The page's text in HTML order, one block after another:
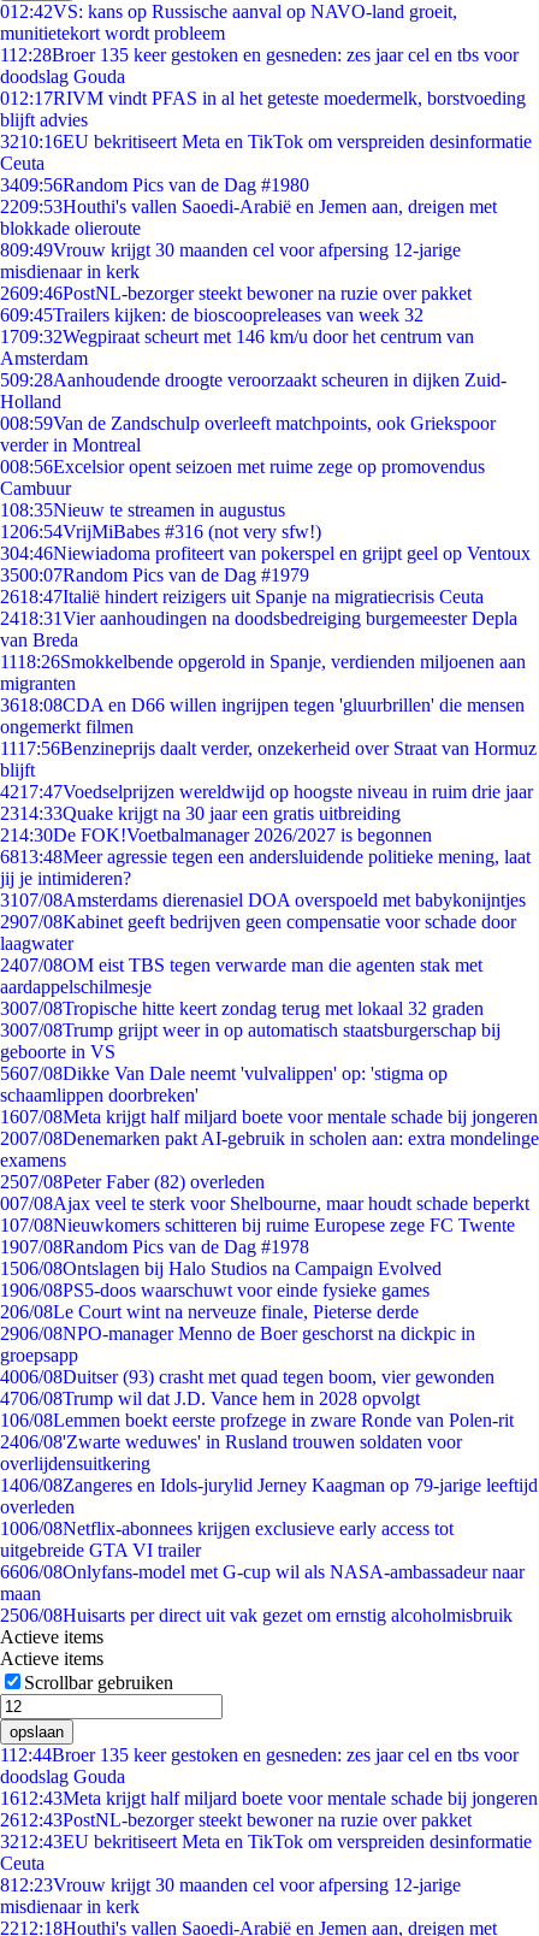
012:42VS: kans op Russische aanval op NAVO-land groeit,
munitietekort wordt probleem
112:28Broer 135 keer gestoken en gesneden: zes jaar cel en tbs voor
doodslag Gouda
012:17RIVM vindt PFAS in al het geteste moedermelk, borstvoeding
blijft advies
3210:16EU bekritiseert Meta en TikTok om verspreiden desinformatie
Ceuta
3409:56Random Pics van de Dag #1980
2209:53Houthi's vallen Saoedi-Arabië en Jemen aan, dreigen met
blokkade olieroute
809:49Vrouw krijgt 30 maanden cel voor afpersing 12-jarige
misdienaar in kerk
2609:46PostNL-bezorger steekt bewoner na ruzie over pakket
609:45Trailers kijken: de bioscoopreleases van week 32
1709:32Wegpiraat scheurt met 146 km/u door het centrum van
Amsterdam
509:28Aanhoudende droogte veroorzaakt scheuren in dijken Zuid-
Holland
008:59Van de Zandschulp overleeft matchpoints, ook Griekspoor
verder in Montreal
008:56Excelsior opent seizoen met ruime zege op promovendus
Cambuur
108:35Nieuw te streamen in augustus
1206:54VrijMiBabes #316 (not very sfw!)
304:46Niewiadoma profiteert van pokerspel en grijpt geel op Ventoux
3500:07Random Pics van de Dag #1979
2618:47Italië hindert reizigers uit Spanje na migratiecrisis Ceuta
2418:31Vier aanhoudingen na doodsbedreiging burgemeester Depla
van Breda
1118:26Smokkelbende opgerold in Spanje, verdienden miljoenen aan
migranten
3618:08CDA en D66 willen ingrijpen tegen 'gluurbrillen' die mensen
ongemerkt filmen
1117:56Benzineprijs daalt verder, onzekerheid over Straat van Hormuz
blijft
4217:47Voedselprijzen wereldwijd op hoogste niveau in ruim drie jaar
2314:33Quake krijgt na 30 jaar een gratis uitbreiding
214:30De FOK!Voetbalmanager 2026/2027 is begonnen
6813:48Meer agressie tegen een andersluidende politieke mening, laat
jij je intimideren?
3107/08Amsterdams dierenasiel DOA overspoeld met babykonijntjes
2907/08Kabinet geeft bedrijven geen compensatie voor schade door
laagwater
2407/08OM eist TBS tegen verwarde man die agenten stak met
aardappelschilmesje
3007/08Tropische hitte keert zondag terug met lokaal 32 graden
3007/08Trump grijpt weer in op automatisch staatsburgerschap bij
geboorte in VS
5607/08Dikke Van Dale neemt 'vulvalippen' op: 'stigma op
schaamlippen doorbreken'
1607/08Meta krijgt half miljard boete voor mentale schade bij jongeren
2007/08Denemarken pakt AI-gebruik in scholen aan: extra mondelinge
examens
2507/08Peter Faber (82) overleden
007/08Ajax veel te sterk voor Shelbourne, maar houdt schade beperkt
107/08Nieuwkomers schitteren bij ruime Europese zege FC Twente
1907/08Random Pics van de Dag #1978
1506/08Ontslagen bij Halo Studios na Campaign Evolved
1906/08PS5-doos waarschuwt voor einde fysieke games
206/08Le Court wint na nerveuze finale, Pieterse derde
2906/08NPO-manager Menno de Boer geschorst na dickpic in
groepsapp
4006/08Duitser (93) crasht met quad tegen boom, vier gewonden
4706/08Trump wil dat J.D. Vance hem in 2028 opvolgt
106/08Lemmen boekt eerste profzege in zware Ronde van Polen-rit
2406/08'Zwarte weduwes' in Rusland trouwen soldaten voor
overlijdensuitkering
1406/08Zangeres en Idols-jurylid Jerney Kaagman op 79-jarige leeftijd
overleden
1006/08Netflix-abonnees krijgen exclusieve early access tot
uitgebreide GTA VI trailer
6606/08Onlyfans-model met G-cup wil als NASA-ambassadeur naar
maan
2506/08Huisarts per direct uit vak gezet om ernstig alcoholmisbruik
Actieve items
Actieve items
Scrollbar gebruiken
opslaan
112:44Broer 135 keer gestoken en gesneden: zes jaar cel en tbs voor
doodslag Gouda
1612:43Meta krijgt half miljard boete voor mentale schade bij jongeren
2612:43PostNL-bezorger steekt bewoner na ruzie over pakket
3212:43EU bekritiseert Meta en TikTok om verspreiden desinformatie
Ceuta
812:23Vrouw krijgt 30 maanden cel voor afpersing 12-jarige
misdienaar in kerk
2212:18Houthi's vallen Saoedi-Arabië en Jemen aan, dreigen met